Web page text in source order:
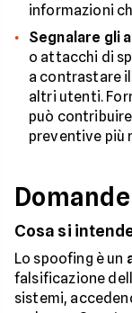
informazioni
Segnalare gli
o attacchi di
a contrastare
altri utenti.
può
preventive più
Cosa si
Lo spoofing è un
falsificazione
sistemi,